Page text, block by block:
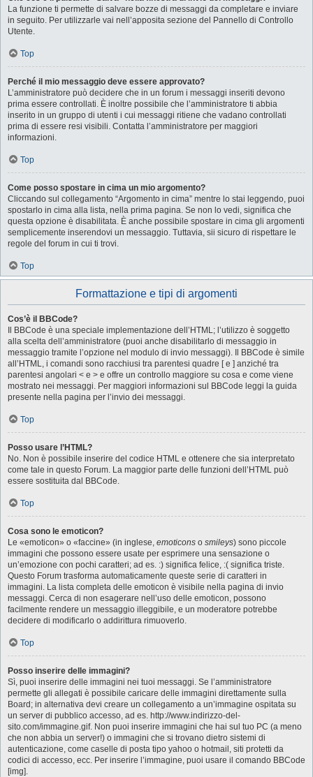
La funzione ti permette di salvare bozze di messaggi da completare e inviare
in seguito. Per utilizzarle vai nell’apposita sezione del Pannello di Controllo
Utente.
Top
Perché il mio messaggio deve essere approvato?
L’amministratore può decidere che in un forum i messaggi inseriti devono
prima essere controllati. È inoltre possibile che l’amministratore ti abbia
inserito in un gruppo di utenti i cui messaggi ritiene che vadano controllati
prima di essere resi visibili. Contatta l’amministratore per maggiori
informazioni.
Top
Come posso spostare in cima un mio argomento?
Cliccando sul collegamento “Argomento in cima” mentre lo stai leggendo, puoi
spostarlo in cima alla lista, nella prima pagina. Se non lo vedi, significa che
questa opzione è disabilitata. È anche possibile spostare in cima gli argomenti
semplicemente inserendovi un messaggio. Tuttavia, sii sicuro di rispettare le
regole del forum in cui ti trovi.
Top
Formattazione e tipi di argomenti
Cos’è il BBCode?
Il BBCode è una speciale implementazione dell’HTML; l’utilizzo è soggetto
alla scelta dell’amministratore (puoi anche disabilitarlo di messaggio in
messaggio tramite l’opzione nel modulo di invio messaggi). Il BBCode è simile
all’HTML, i comandi sono racchiusi tra parentesi quadre [ e ] anziché tra
parentesi angolari < e > e offre un controllo maggiore su cosa e come viene
mostrato nei messaggi. Per maggiori informazioni sul BBCode leggi la guida
presente nella pagina per l’invio dei messaggi.
Top
Posso usare l’HTML?
No. Non è possibile inserire del codice HTML e ottenere che sia interpretato
come tale in questo Forum. La maggior parte delle funzioni dell’HTML può
essere sostituita dal BBCode.
Top
Cosa sono le emoticon?
Le «emoticon» o «faccine» (in inglese, emoticons o smileys) sono piccole
immagini che possono essere usate per esprimere una sensazione o
un’emozione con pochi caratteri; ad es. :) significa felice, :( significa triste.
Questo Forum trasforma automaticamente queste serie di caratteri in
immagini. La lista completa delle emoticon è visibile nella pagina di invio
messaggi. Cerca di non esagerare nell’uso delle emoticon, possono
facilmente rendere un messaggio illeggibile, e un moderatore potrebbe
decidere di modificarlo o addirittura rimuoverlo.
Top
Posso inserire delle immagini?
Sì, puoi inserire delle immagini nei tuoi messaggi. Se l’amministratore
permette gli allegati è possibile caricare delle immagini direttamente sulla
Board; in alternativa devi creare un collegamento a un’immagine ospitata su
un server di pubblico accesso, ad es. http://www.indirizzo-del-
sito.com/immagine.gif. Non puoi inserire immagini che hai sul tuo PC (a meno
che non abbia un server!) o immagini che si trovano dietro sistemi di
autenticazione, come caselle di posta tipo yahoo o hotmail, siti protetti da
codici di accesso, ecc. Per inserire l’immagine, puoi usare il comando BBCode
[img].